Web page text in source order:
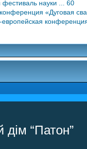
фестиваль науки ... 60
«Дуговая
дім “Патон”